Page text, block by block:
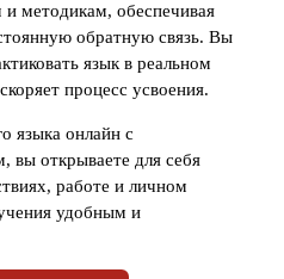
методикам, обеспечивая
обратную связь. Вы
язык в реальном
процесс усвоения.
языка онлайн с
вы открываете для себя
работе и личном
удобным и